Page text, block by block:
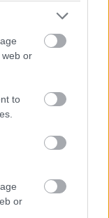
web or
to
or
és a Huawei
az Egyesült
a nem amerikai
hogy amerikai
mielőtt a
hogy az
szempontjából
kiterjesztené az
nem vesz ugyan
de egy